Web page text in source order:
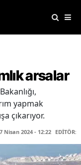
arsalar
yapmak
çıkarıyor.
Nisan 2024 - 12:22 EDİTÖR: